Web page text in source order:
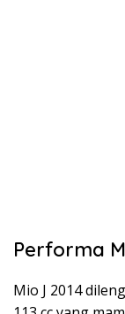
Performa
Mio J 2014